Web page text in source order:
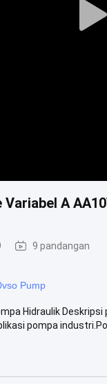
A
9 pandangan
Pump
Hidraulik
pompa